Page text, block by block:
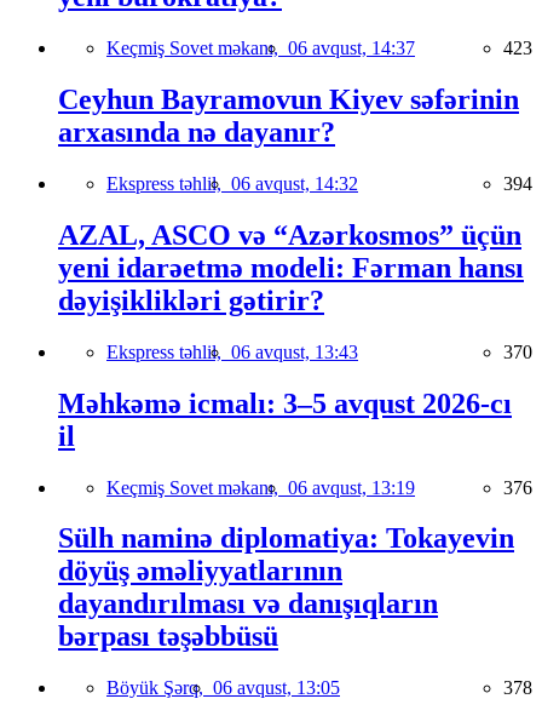
Keçmiş Sovet məkanı, 06 avqust, 14:37 423
Ceyhun Bayramovun Kiyev səfərinin
arxasında nə dayanır?
Ekspress təhlil, 06 avqust, 14:32 394
AZAL, ASCO və “Azərkosmos” üçün
yeni idarəetmə modeli: Fərman hansı
dəyişiklikləri gətirir?
Ekspress təhlil, 06 avqust, 13:43 370
Məhkəmə icmalı: 3–5 avqust 2026-cı
il
Keçmiş Sovet məkanı, 06 avqust, 13:19 376
Sülh naminə diplomatiya: Tokayevin
döyüş əməliyyatlarının
dayandırılması və danışıqların
bərpası təşəbbüsü
Böyük Şərq, 06 avqust, 13:05 378